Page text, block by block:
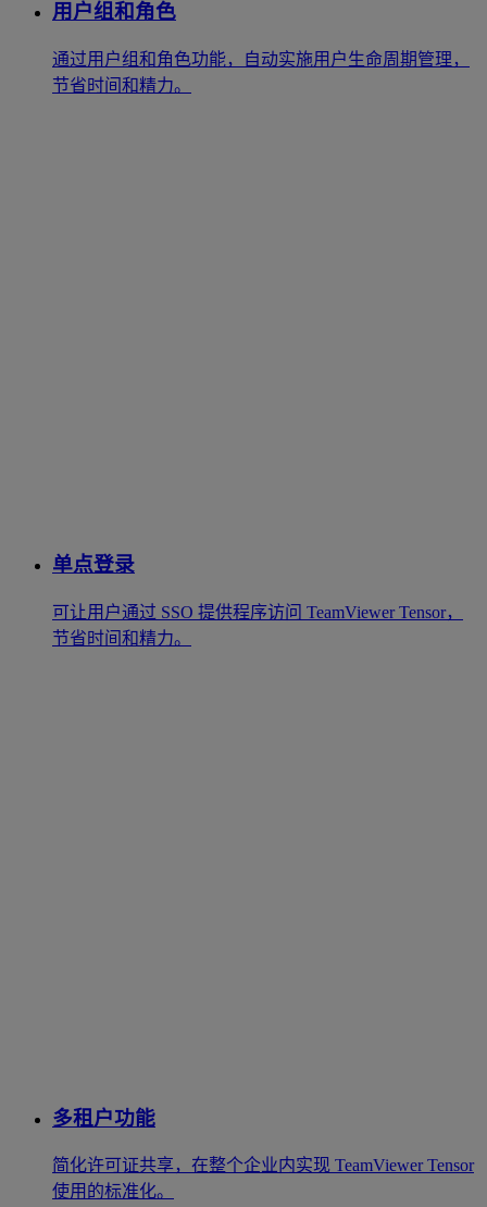
用户组和角色
通过用户组和角色功能，自动实施用户生命周期管理，
节省时间和精力。
单点登录
可让用户通过 SSO 提供程序访问 TeamViewer Tensor，
节省时间和精力。
多租户功能
简化许可证共享，在整个企业内实现 TeamViewer Tensor
使用的标准化。